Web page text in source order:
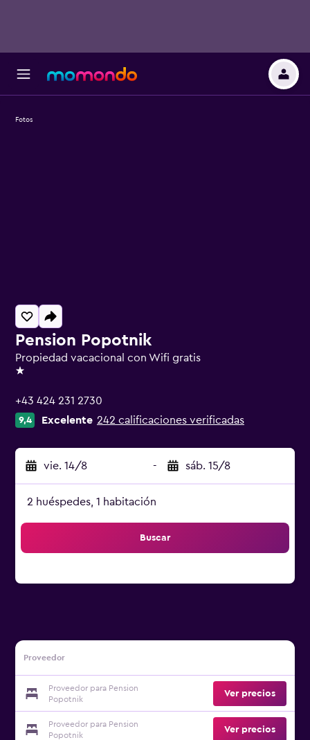
Pension Popotnik
Propiedad vacacional con Wifi gratis
1 estrella
+43 424 231 2730
9,4 Excelente 242 calificaciones verificadas
vie. 14/8 - sáb. 15/8
2 huéspedes, 1 habitación
Buscar
Proveedor
Proveedor para Pension
Popotnik
Ver precios
Proveedor para Pension
Popotnik
Ver precios
Fotos